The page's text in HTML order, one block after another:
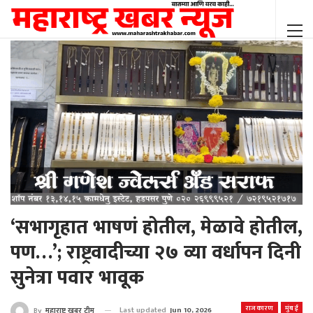
‘सभागृहात भाषणं होतील, मेळावे होतील,
पण…’; राष्ट्रवादीच्या २७ व्या वर्धापन दिनी
सुनेत्रा पवार भावूक
राजकारण मुंबई
Last updated Jun 10, 2026